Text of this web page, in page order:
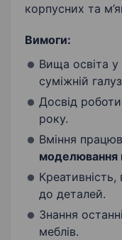
корпусних та
Вимоги:
Вища освіта у
суміжній
Досвід роботи
року.
Вміння
моделювання
Креативність,
до деталей.
Знання
меблів.